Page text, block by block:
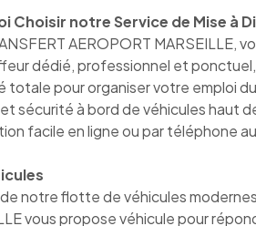
Choisir notre Service de Mise à
AEROPORT MARSEILLE,
dédié, professionnel et
totale pour organiser votre emploi
sécurité à bord de véhicules haut
facile en ligne ou par téléphone
notre flotte de véhicules
vous propose véhicule pour